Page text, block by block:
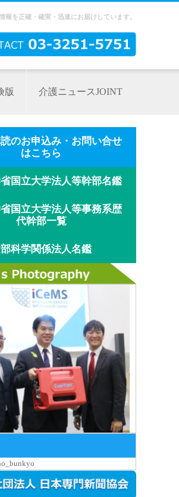
を正確・確実・迅速にお届けしています。
版 介護ニュースJOINT
のお申込み・お問い合せ
はこちら
国立大学法人等幹部名鑑
国立大学法人等事務系歴
代幹部一覧
科学関係法人名鑑
等を視察した松本文部科学